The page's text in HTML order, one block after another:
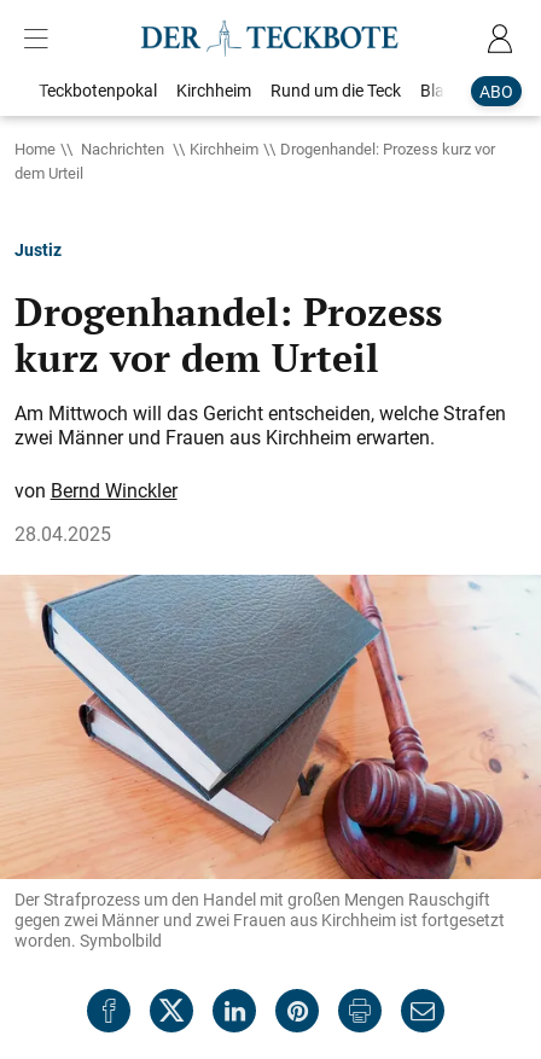
ABO
Teckbotenpokal Kirchheim Rund um die Teck Blaulicht
Home Nachrichten Kirchheim
Drogenhandel: Prozess kurz vor
dem Urteil
Justiz
Drogenhandel: Prozess
kurz vor dem Urteil
Am Mittwoch will das Gericht entscheiden, welche Strafen
zwei Männer und Frauen aus Kirchheim erwarten.
Bernd Winckler
28.04.2025
Der Strafprozess um den Handel mit großen Mengen Rauschgift
gegen zwei Männer und zwei Frauen aus Kirchheim ist fortgesetzt
worden. Symbolbild